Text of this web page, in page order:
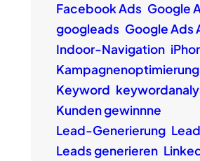
Facebook Ads Google
googleads Google Ads
Indoor-Navigation
Kampagnenoptimierung
Keyword
Kunden gewinnne
Lead-Generierung
Leads generieren